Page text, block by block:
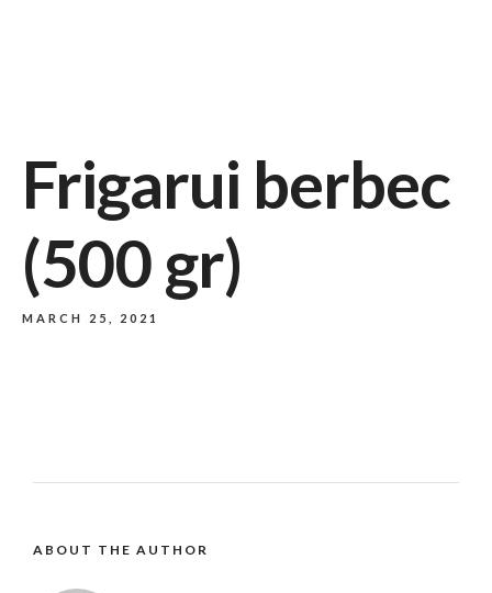
Frigarui berbec
(500 gr)
MARCH 25, 2021
ABOUT THE AUTHOR